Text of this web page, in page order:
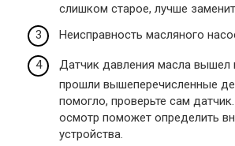
слишком старое, лучше
Неисправность масляного
Датчик давления масла вышел
прошли вышеперечисленные
помогло, проверьте сам
осмотр поможет определить
устройства.